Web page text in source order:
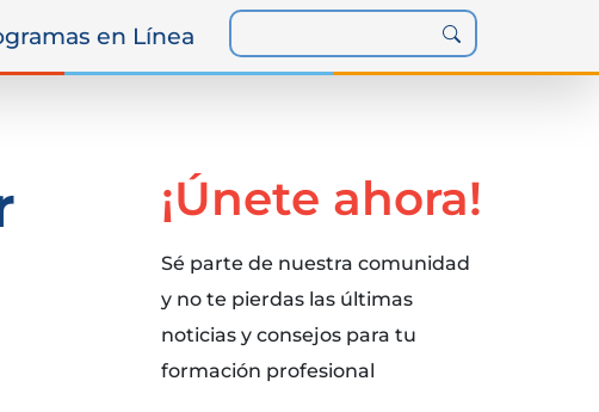
en Línea
¡Únete ahora!
Sé parte de nuestra comunidad
y no te pierdas las últimas
noticias y consejos para tu
formación profesional